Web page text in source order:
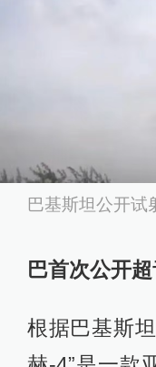
巴基斯坦公开试
巴首次公开
根据巴基斯